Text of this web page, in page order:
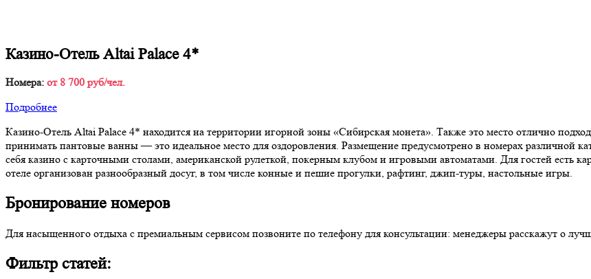
Казино-Отель Altai Palace 4*
Номера: от 8 700 руб/чел.
Подробнее
Казино-Отель Altai Palace 4* находится на территории игорной зоны «Сибирская монета». Также это место отлично
принимать пантовые ванны — это идеальное место для оздоровления. Размещение предусмотрено в номерах различной
себя казино с карточными столами, американской рулеткой, покерным клубом и игровыми автоматами. Для гостей есть
отеле организован разнообразный досуг, в том числе конные и пешие прогулки, рафтинг, джип-туры, настольные игры.
Бронирование номеров
Для насыщенного отдыха с премиальным сервисом позвоните по телефону для консультации: менеджеры расскажут о
Фильтр статей: